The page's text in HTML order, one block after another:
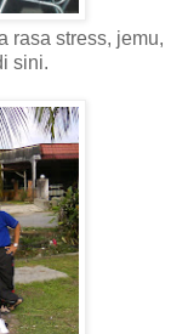
rasa stress, jemu,
sini.